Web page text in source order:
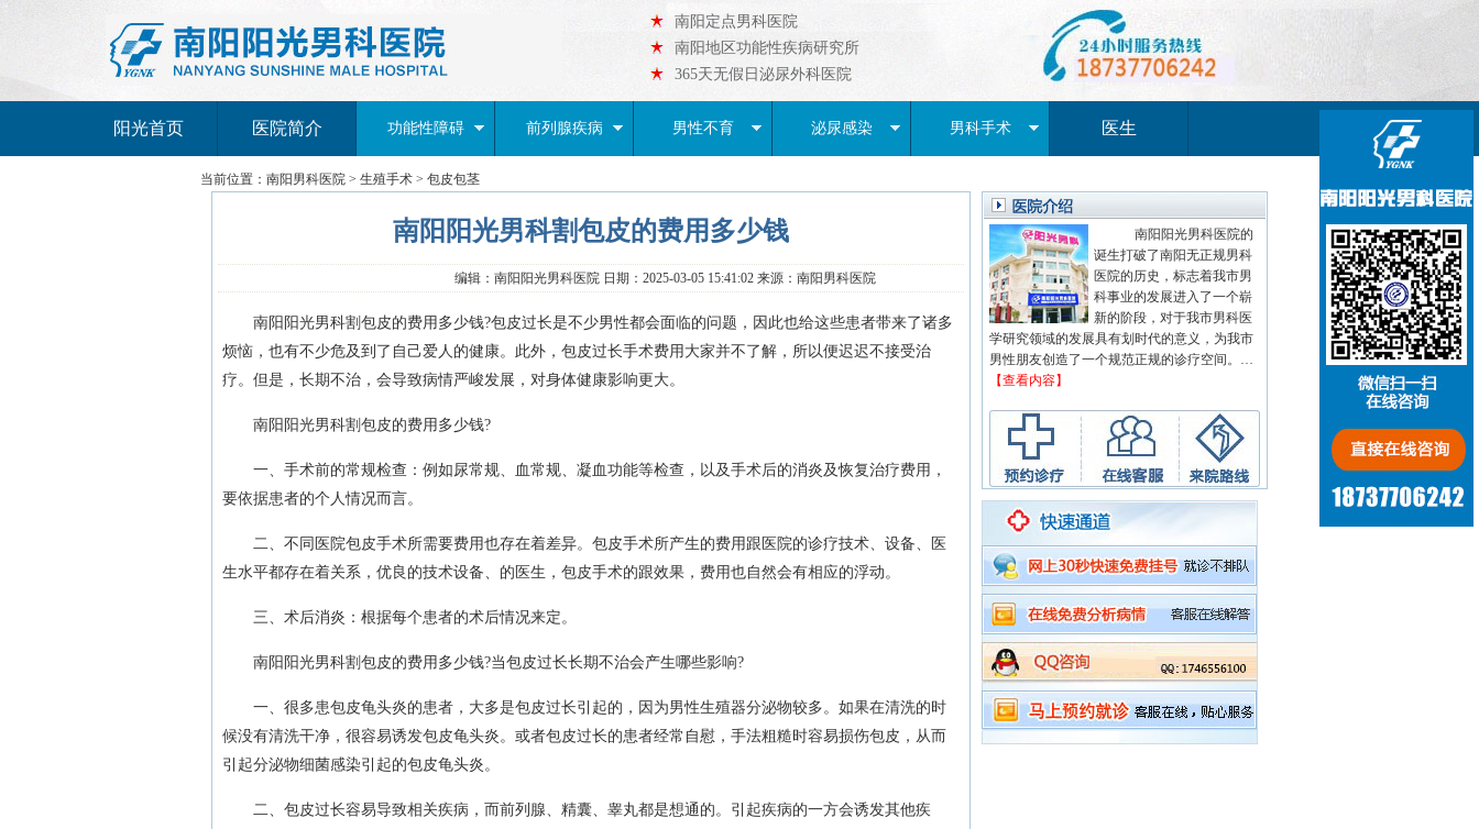
南阳定点男科医院
南阳地区功能性疾病研究所
365天无假日泌尿外科医院
阳光首页 医院简介 功能性障碍 前列腺疾病 男性不育 泌尿感染 男科手术 医生
当前位置： 南阳男科医院 > 生殖手术 > 包皮包茎
南阳阳光男科割包皮的费用多少钱
编辑：南阳阳光男科医院 日期：2025-03-05 15:41:02 来源：南阳男科医院
南阳阳光男科割包皮的费用多少钱?包皮过长是不少男性都会面临的问题，因此也给这些患者带来了诸多
烦恼，也有不少危及到了自己爱人的健康。此外，包皮过长手术费用大家并不了解，所以便迟迟不接受治
疗。但是，长期不治，会导致病情严峻发展，对身体健康影响更大。
南阳阳光男科割包皮的费用多少钱?
一、手术前的常规检查：例如尿常规、血常规、凝血功能等检查，以及手术后的消炎及恢复治疗费用，
要依据患者的个人情况而言。
二、不同医院包皮手术所需要费用也存在着差异。包皮手术所产生的费用跟医院的诊疗技术、设备、医
生水平都存在着关系，优良的技术设备、的医生，包皮手术的跟效果，费用也自然会有相应的浮动。
三、术后消炎：根据每个患者的术后情况来定。
南阳阳光男科割包皮的费用多少钱?当包皮过长长期不治会产生哪些影响?
一、很多患包皮龟头炎的患者，大多是包皮过长引起的，因为男性生殖器分泌物较多。如果在清洗的时
候没有清洗干净，很容易诱发包皮龟头炎。或者包皮过长的患者经常自慰，手法粗糙时容易损伤包皮，从而
引起分泌物细菌感染引起的包皮龟头炎。
二、包皮过长容易导致相关疾病，而前列腺、精囊、睾丸都是想通的。引起疾病的一方会诱发其他疾
南阳阳光男科医院的
诞生打破了南阳无正规男科
医院的历史，标志着我市男
科事业的发展进入了一个崭
新的阶段，对于我市男科医
学研究领域的发展具有划时代的意义，为我市
男性朋友创造了一个规范正规的诊疗空间。…
【查看内容】